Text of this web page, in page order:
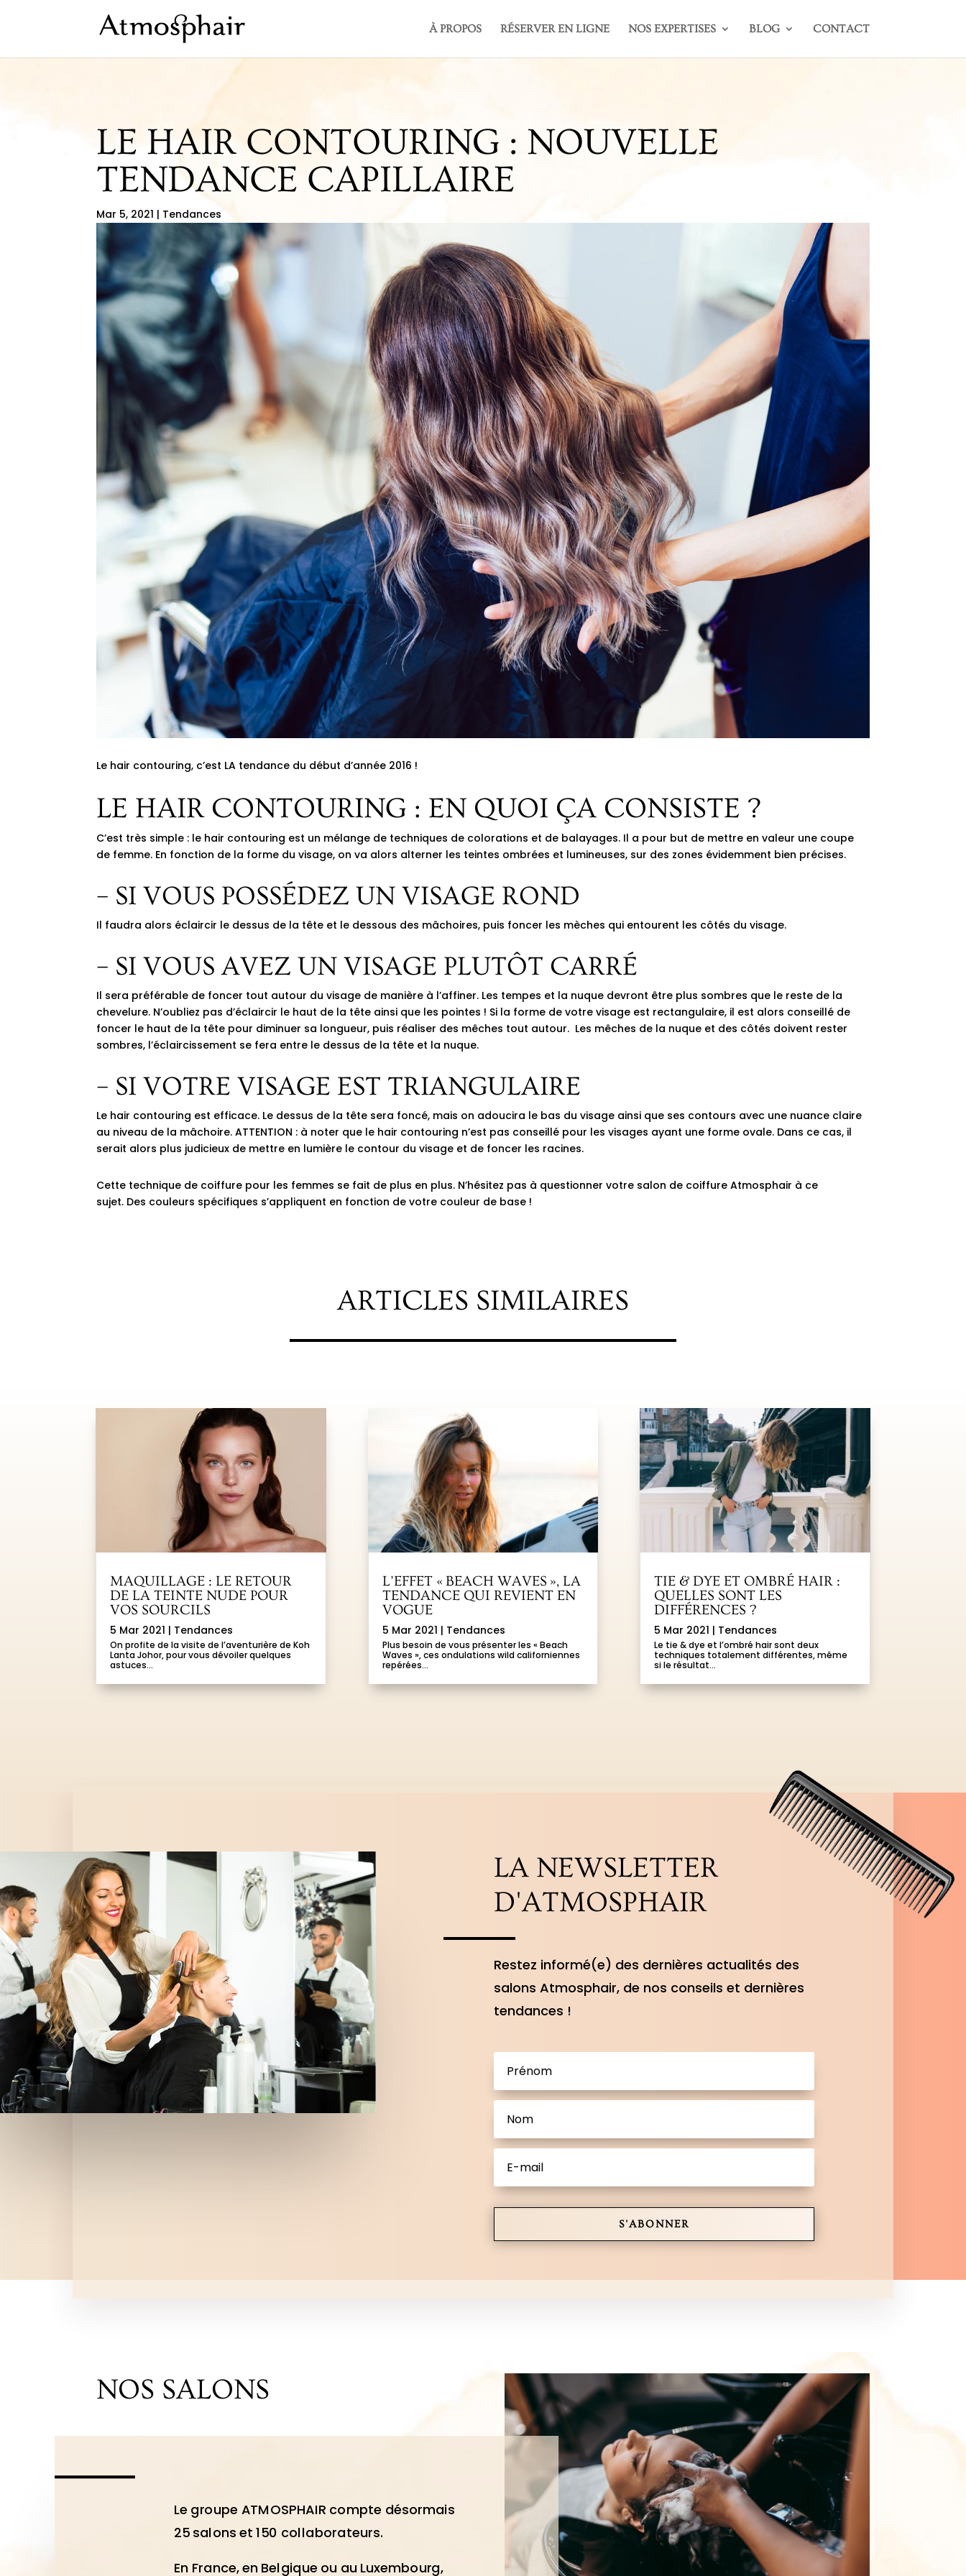
À PROPOS RÉSERVER EN LIGNE NOS EXPERTISES BLOG CONTACT
LE HAIR CONTOURING : NOUVELLE
TENDANCE CAPILLAIRE
Mar 5, 2021 | Tendances
Le hair contouring, c’est LA tendance du début d’année 2016 !
LE HAIR CONTOURING : EN QUOI ÇA CONSISTE ?
C’est très simple : le hair contouring est un mélange de techniques de colorations et de balayages. Il a pour but de mettre en valeur une coupe
de femme. En fonction de la forme du visage, on va alors alterner les teintes ombrées et lumineuses, sur des zones évidemment bien précises.
– SI VOUS POSSÉDEZ UN VISAGE ROND
Il faudra alors éclaircir le dessus de la tête et le dessous des mâchoires, puis foncer les mèches qui entourent les côtés du visage.
– SI VOUS AVEZ UN VISAGE PLUTÔT CARRÉ
Il sera préférable de foncer tout autour du visage de manière à l’affiner. Les tempes et la nuque devront être plus sombres que le reste de la
chevelure. N’oubliez pas d’éclaircir le haut de la tête ainsi que les pointes ! Si la forme de votre visage est rectangulaire, il est alors conseillé de
foncer le haut de la tête pour diminuer sa longueur, puis réaliser des mêches tout autour. Les mêches de la nuque et des côtés doivent rester
sombres, l’éclaircissement se fera entre le dessus de la tête et la nuque.
– SI VOTRE VISAGE EST TRIANGULAIRE
Le hair contouring est efficace. Le dessus de la tête sera foncé, mais on adoucira le bas du visage ainsi que ses contours avec une nuance claire
au niveau de la mâchoire. ATTENTION : à noter que le hair contouring n’est pas conseillé pour les visages ayant une forme ovale. Dans ce cas, il
serait alors plus judicieux de mettre en lumière le contour du visage et de foncer les racines.
Cette technique de coiffure pour les femmes se fait de plus en plus. N’hésitez pas à questionnervotre salon de coiffure Atmosphair à ce
sujet. Des couleurs spécifiques s’appliquent en fonction de votre couleur de base !
ARTICLES SIMILAIRES
MAQUILLAGE : LE RETOUR
DE LA TEINTE NUDE POUR
VOS SOURCILS
5 Mar 2021 | Tendances
On profite de la visite de l’aventurière de Koh
Lanta Johor, pour vous dévoiler quelques
astuces...
L’EFFET « BEACH WAVES », LA
TENDANCE QUI REVIENT EN
VOGUE
5 Mar 2021 | Tendances
Plus besoin de vous présenter les « Beach
Waves », ces ondulations wild californiennes
repérées...
TIE & DYE ET OMBRÉ HAIR :
QUELLES SONT LES
DIFFÉRENCES ?
5 Mar 2021 | Tendances
Le tie & dye et l’ombré hair sont deux
techniques totalement différentes, même
si le résultat...
LA NEWSLETTER
D'ATMOSPHAIR
Restez informé(e) des dernières actualités des
salons Atmosphair, de nos conseils et dernières
tendances !
S'ABONNER
NOS SALONS
Le groupe ATMOSPHAIR compte désormais
25 salons et 150 collaborateurs.
En France, en Belgique ou au Luxembourg,